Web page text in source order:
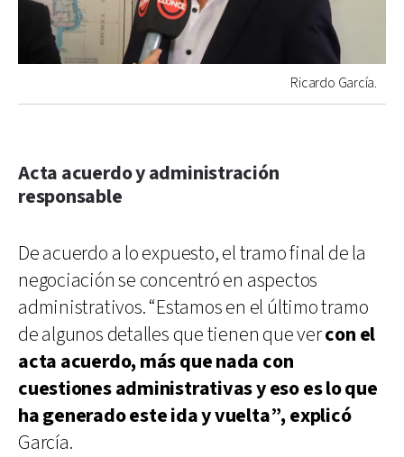
Ricardo García.
Acta acuerdo y administración
responsable
De acuerdo a lo expuesto, el tramo final de la
negociación se concentró en aspectos
administrativos. “Estamos en el último tramo
de algunos detalles que tienen que vercon el
acta acuerdo, más que nada con
cuestiones administrativas y eso es lo que
ha generado este ida y vuelta”, explicó
García.